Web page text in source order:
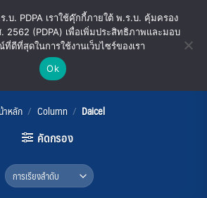
Daicel
าหลัก / Column / Daicel
คัดกรอง
.บ. PDPA เราใช้คุ๊กกี้ภายใต้ พ.ร.บ. คุ้มครอง
(PDPA) เพื่อเพิ่มประสิทธิภาพและมอบ
ดีที่สุดในการใช้งานเว็บไซร์ของเรา
Ok